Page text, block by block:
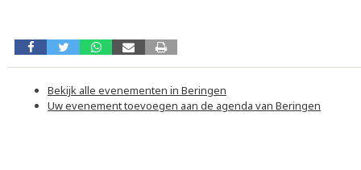
Bekijk alle evenementen in Beringen
Uw evenement toevoegen aan de agenda van Beringen